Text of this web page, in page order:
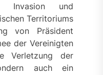
Invasion und
Territoriums
von Präsident
der Vereinigten
Verletzung der
auch ein